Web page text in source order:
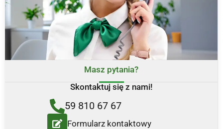
Masz pytania?
Skontaktuj się z nami!
59 810 67 67
Formularz kontaktowy